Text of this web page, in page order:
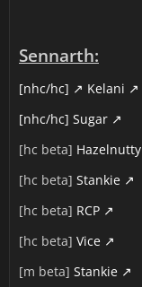
Sennarth:
[nhc/hc]
Kelani
[nhc/hc] Sugar
[hc beta] Hazelnutty
[hc beta] Stankie
[hc beta] RCP
[hc beta] Vice
[m beta] Stankie